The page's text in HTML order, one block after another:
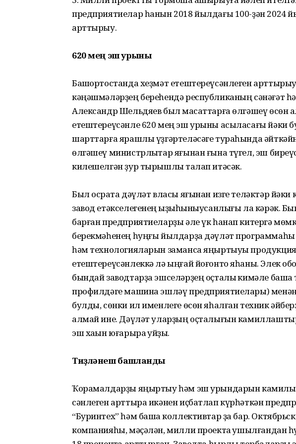
предприятиелар һанын 2018 йылдағы 100-ҙән 2024
арттырыу.
620 мең эш урыны
Башҡортостанда хеҙмәт етештереү­сәнлеген
кәңәшмәләрҙең береһендә республиканың сәнәғәт
Александр Шельдяев был маҡсаттарға өлгәшеү
етештереүсәнле 620 мең эш урыны асыласағы йәки
шарттарға ярашлы үҙгәртеләсәге тураһында
өлгәшеү министрлыҡтар яғынан ғына түгел, эш
килешелгән ҙур тырышлыҡ талап итәсәк.
Был осраҡта дәүләт власы яғынан изге теләктәр йәки
завод етәкселегенең ҡыҙыҡһыныусанлығы ла кәрәк.
барған предприятиеларҙы әле үк һанап китергә
берекмәһенең һуңғы йылдарҙа дәүләт
һәм технологияларын заманса яңыртыуы
етештереүсәнлеккә лә ыңғай йоғонто яһаны. Элек
бындай заводтарҙа эшселәрҙең оҫталыҡ кимәле башҡа
профилдәге машина эшләү предприятиелары)
булды, сөнки ил именлеге өсөн яһалған техник
алмай ине. Дәүләт уларҙың оҫталығын
эш хаҡын юғарыраҡ ҡуйҙы.
Тиҙләнеш башланды
Ҡорамалдарҙы яңыртыу һәм эш урындарын
сәнлеген арттыра икәнен иҫбатлап күрһәткән
“Буринтех” һәм башҡа коллективтар ҙа бар.
компа­нияһы, мәҫәлән, милли проектҡа ҡушыл­ғандан